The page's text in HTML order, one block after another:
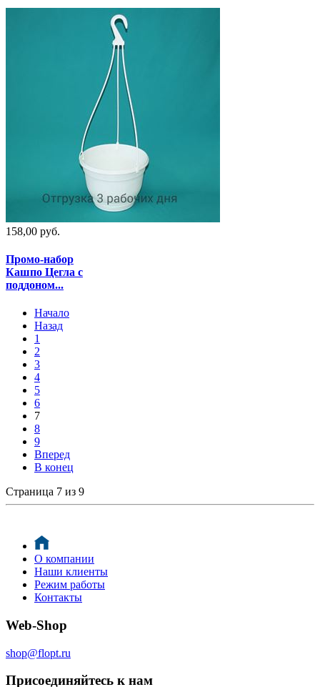
158,00 руб.
Промо-набор
Кашпо Цегла с
поддоном...
Начало
Назад
1
2
3
4
5
6
7
8
9
Вперед
В конец
Страница 7 из 9
О компании
Наши клиенты
Режим работы
Контакты
Web-Shop
shop@flopt.ru
Присоединяйтесь к нам